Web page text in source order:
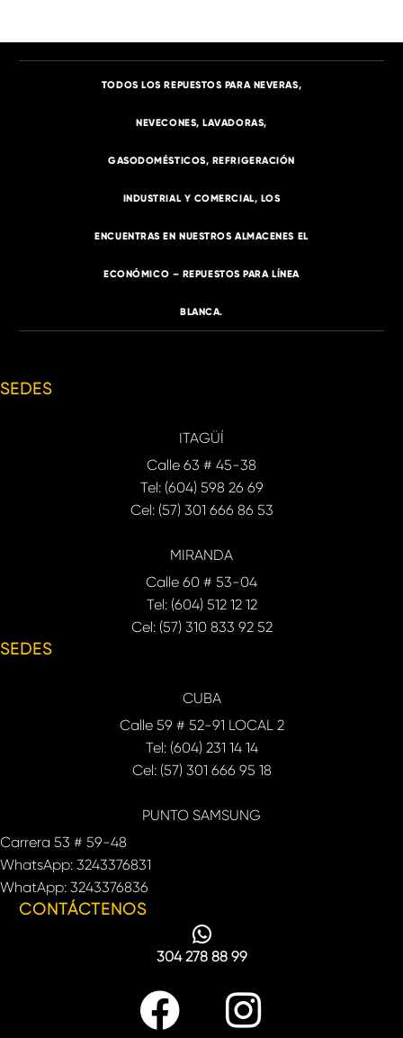
TODOS LOS REPUESTOS PARA NEVERAS,
NEVECONES, LAVADORAS,
GASODOMÉSTICOS, REFRIGERACIÓN
INDUSTRIAL Y COMERCIAL, LOS
ENCUENTRAS EN NUESTROS ALMACENES EL
ECONÓMICO – REPUESTOS PARA LÍNEA
BLANCA.
SEDES
ITAGÜÍ
Calle 63 # 45-38
Tel: (604) 598 26 69
Cel: (57) 301 666 86 53
MIRANDA
Calle 60 # 53-04
Tel: (604) 512 12 12
Cel: (57) 310 833 92 52
SEDES
CUBA
Calle 59 # 52-91 LOCAL 2
Tel: (604) 231 14 14
Cel: (57) 301 666 95 18
PUNTO SAMSUNG
Carrera 53 # 59-48
WhatsApp: 3243376831
WhatApp: 3243376836
CONTÁCTENOS
304 278 88 99